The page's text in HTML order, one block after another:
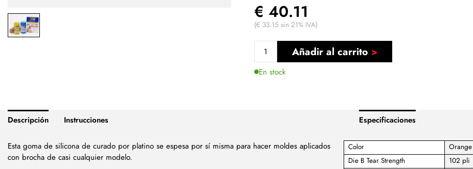
€ 40.11
(€ 33.15 sin 21% IVA)
Añadir al carrito
En stock
Descripción Instrucciones Especificaciones
Esta goma de silicona de curado por platino se espesa por sí misma para hacer moldes aplicados
con brocha de casi cualquier modelo.
Color
Orange
Die B Tear Strength
102 pli